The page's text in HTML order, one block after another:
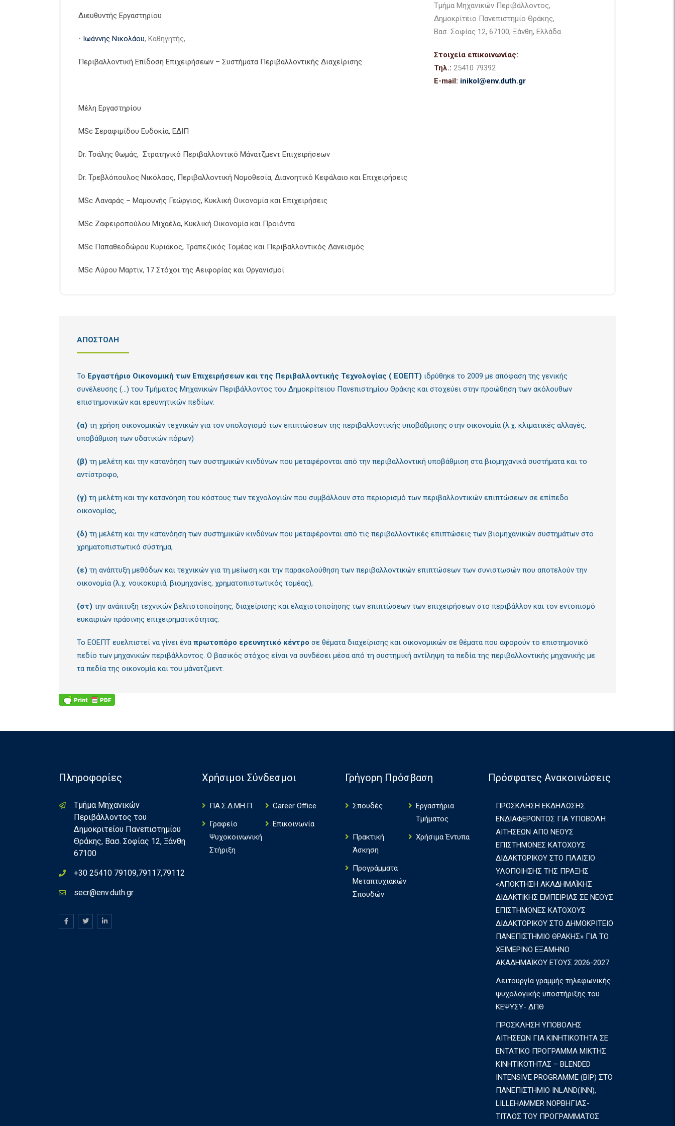
Διευθυντής Εργαστηρίου
• Ιωάννης Νικολάου, Καθηγητής,
Περιβαλλοντική Επίδοση Επιχειρήσεων – Συστήματα Περιβαλλοντικής Διαχείρισης
Μέλη Εργαστηρίου
MSc Σεραφιμίδου Ευδοκία, ΕΔΙΠ
Dr. Τσάλης θωμάς, Στρατηγικό Περιβαλλοντικό Μάνατζμεντ Επιχειρήσεων
Dr. Τρεβλόπουλος Νικόλαος, Περιβαλλοντική Νομοθεσία, Διανοητικό Κεφάλαιο και Επιχειρήσεις
MSc Λαναράς – Μαμουνής Γεώργιος, Κυκλική Οικονομία και Επιχειρήσεις
MSc Ζαφειροπούλου Μιχαέλα, Κυκλική Οικονομία και Προϊόντα
MSc Παπαθεοδώρου Κυριάκος, Τραπεζικός Τομέας και Περιβαλλοντικός Δανεισμός
MSc Λύρου Μαρτιν, 17 Στόχοι της Αειφορίας και Οργανισμοί
Τμήμα Μηχανικών Περιβάλλοντος,
Δημοκρίτειο Πανεπιστημίο Θράκης,
Βασ. Σοφίας 12, 67100, Ξάνθη, Ελλάδα
Στοιχεία επικοινωνίας:
Τηλ.: 25410 79392
E-mail: inikol@env.duth.gr
ΑΠΟΣΤΟΛΗ
Το Εργαστήριο Οικονομική των Επιχειρήσεων και της Περιβαλλοντικής Τεχνολογίας ( ΕΟΕΠΤ) ιδρύθηκε το 2009 με απόφαση της γενικής
συνέλευσης (…) του Τμήματος Μηχανικών Περιβάλλοντος του Δημοκρίτειου Πανεπιστημίου Θράκης και στοχεύει στην προώθηση των ακόλουθων
επιστημονικών και ερευνητικών πεδίων:
(α) τη χρήση οικονομικών τεχνικών για τον υπολογισμό των επιπτώσεων της περιβαλλοντικής υποβάθμισης στην οικονομία (λ.χ. κλιματικές αλλαγές,
υποβάθμιση των υδατικών πόρων)
(β) τη μελέτη και την κατανόηση των συστημικών κινδύνων που μεταφέρονται από την περιβαλλοντική υποβάθμιση στα βιομηχανικά συστήματα και το
αντίστροφο,
(γ) τη μελέτη και την κατανόηση του κόστους των τεχνολογιών που συμβάλλουν στο περιορισμό των περιβαλλοντικών επιπτώσεων σε επίπεδο
οικονομίας,
(δ) τη μελέτη και την κατανόηση των συστημικών κινδύνων που μεταφέρονται από τις περιβαλλοντικές επιπτώσεις των βιομηχανικών συστημάτων στο
χρηματοπιστωτικό σύστημα,
(ε) τη ανάπτυξη μεθόδων και τεχνικών για τη μείωση και την παρακολούθηση των περιβαλλοντικών επιπτώσεων των συνιστωσών που αποτελούν την
οικονομία (λ.χ. νοικοκυριά, βιομηχανίες, χρηματοπιστωτικός τομέας),
(στ) την ανάπτυξη τεχνικών βελτιστοποίησης, διαχείρισης και ελαχιστοποίησης των επιπτώσεων των επιχειρήσεων στο περιβάλλον και τον εντοπισμό
ευκαιριών πράσινης επιχειρηματικότητας.
Το ΕΟΕΠΤ ευελπιστεί να γίνει ένα πρωτοπόρο ερευνητικό κέντρο σε θέματα διαχείρισης και οικονομικών σε θέματα που αφορούν το επιστημονικό
πεδίο των μηχανικών περιβάλλοντος. Ο βασικός στόχος είναι να συνδέσει μέσα από τη συστημική αντίληψη τα πεδία της περιβαλλοντικής μηχανικής με
τα πεδία της οικονομία και του μάνατζμεντ.
Πληροφορίες
Τμήμα Μηχανικών
Περιβάλλοντος του
Δημοκριτείου Πανεπιστημίου
Θράκης, Βασ. Σοφίας 12, Ξάνθη
67100
+30 25410 79109,79117,79112
secr@env.duth.gr
Χρήσιμοι Σύνδεσμοι
ΠΑ.Σ.Δ.ΜΗ.Π.
Career Office
Γραφείο
Ψυχοκοινωνική
Στήριξη
Επικοινωνία
Γρήγορη Πρόσβαση
Σπουδές
Εργαστήρια
Τμήματος
Πρακτική
Άσκηση
Χρήσιμα Έντυπα
Πρoγράμματα
Μεταπτυχιακών
Σπουδών
Πρόσφατες Ανακοινώσεις
ΠΡΟΣΚΛΗΣΗ ΕΚΔΗΛΩΣΗΣ
ΕΝΔΙΑΦΕΡΟΝΤΟΣ ΓΙΑ ΥΠΟΒΟΛΗ
ΑΙΤΗΣΕΩΝ ΑΠΟ ΝΕΟΥΣ
ΕΠΙΣΤΗΜΟΝΕΣ ΚΑΤΟΧΟΥΣ
ΔΙΔΑΚΤΟΡΙΚΟΥ ΣΤΟ ΠΛΑΙΣΙΟ
ΥΛΟΠΟΙΗΣΗΣ ΤΗΣ ΠΡΑΞΗΣ
«ΑΠΟΚΤΗΣΗ ΑΚΑΔΗΜΑΪΚΗΣ
ΔΙΔΑΚΤΙΚΗΣ ΕΜΠΕΙΡΙΑΣ ΣΕ ΝΕΟΥΣ
ΕΠΙΣΤΗΜΟΝΕΣ ΚΑΤΟΧΟΥΣ
ΔΙΔΑΚΤΟΡΙΚΟΥ ΣΤΟ ΔΗΜΟΚΡΙΤΕΙΟ
ΠΑΝΕΠΙΣΤΗΜΙΟ ΘΡΑΚΗΣ» ΓΙΑ ΤΟ
ΧΕΙΜΕΡΙΝΟ ΕΞΑΜΗΝΟ
ΑΚΑΔΗΜΑΪΚΟΥ ΕΤΟΥΣ 2026-2027
Λειτουργία γραμμής τηλεφωνικής
ψυχολογικής υποστήριξης του
ΚΕΨΥΣΥ- ΔΠΘ
ΠΡΟΣΚΛΗΣΗ ΥΠΟΒΟΛΗΣ
ΑΙΤΗΣΕΩΝ ΓΙΑ ΚΙΝΗΤΙΚΟΤΗΤΑ ΣΕ
ΕΝΤΑΤΙΚΟ ΠΡΟΓΡΑΜΜΑ ΜΙΚΤΗΣ
ΚΙΝΗΤΙΚΟΤΗΤΑΣ – BLENDED
INTENSIVE PROGRAMME (BIP) ΣΤΟ
ΠΑΝΕΠΙΣΤΗΜΙΟ INLAND(INN),
LILLEHAMMER ΝΟΡΒΗΓΙΑΣ-
ΤΙΤΛΟΣ ΤΟΥ ΠΡΟΓΡΑΜΜΑΤΟΣ